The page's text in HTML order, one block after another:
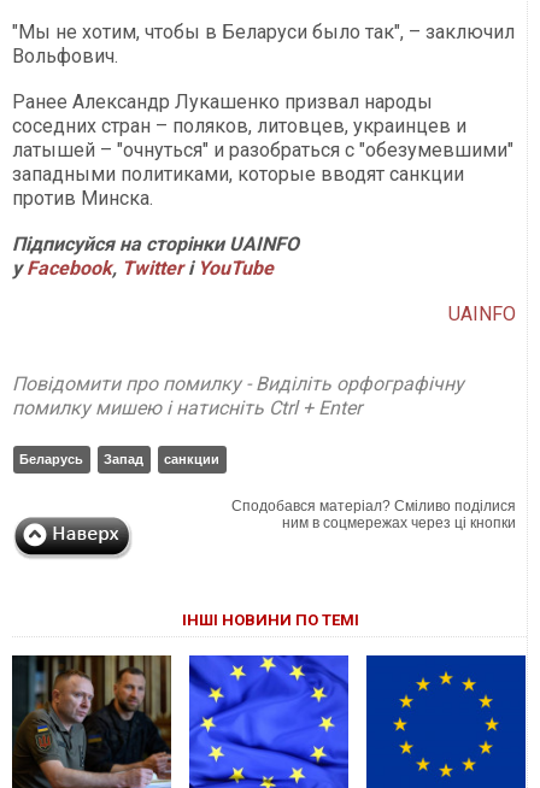
"Мы не хотим, чтобы в Беларуси было так", – заключил
Вольфович.
Ранее Александр Лукашенко призвал народы
соседних стран – поляков, литовцев, украинцев и
латышей – "очнуться" и разобраться с "обезумевшими"
западными политиками, которые вводят санкции
против Минска.
Підписуйся на сторінки UAINFO
уFacebook, Twitterі YouTube
UAINFO
Повідомити про помилку - Виділіть орфографічну
помилку мишею і натисніть Ctrl + Enter
Беларусь Запад санкции
Сподобався матеріал? Сміливо поділися
ним в соцмережах через ці кнопки
ІНШІ НОВИНИ ПО ТЕМІ